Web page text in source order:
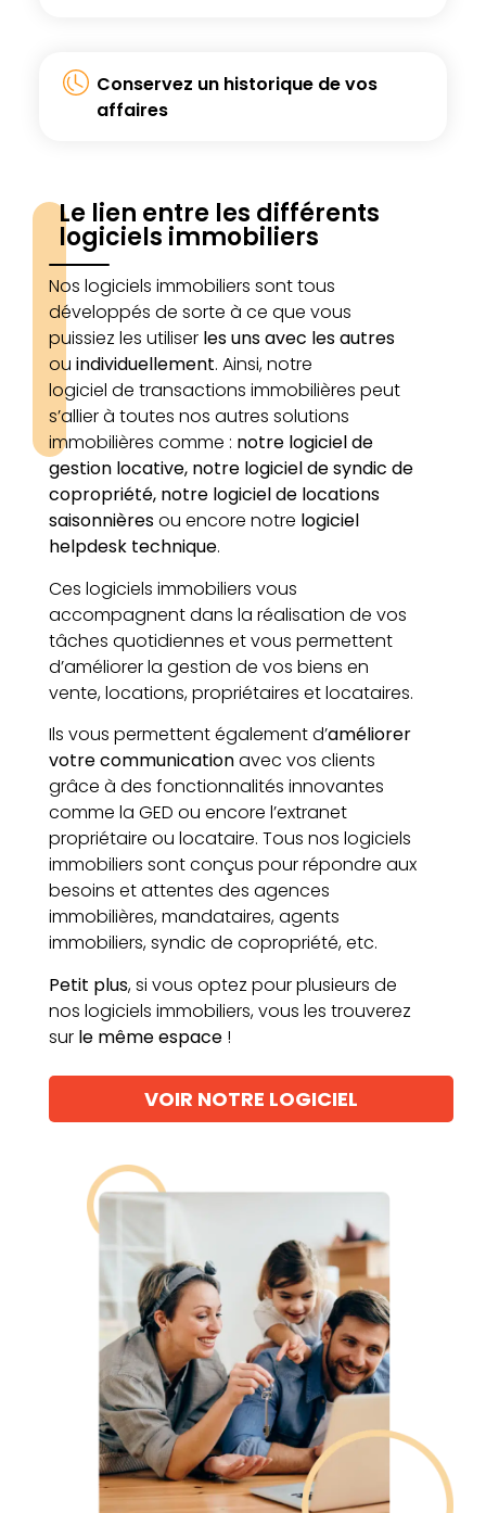
Conservez un historique de vos
affaires
Le lien entre les différents
logiciels immobiliers
Nos logiciels immobiliers sonttous
développés de sorte à ce que vous
puissiez les utiliser lesunsavec lesautres
ou individuellement. Ainsi,notre
logiciel de transactions immobilières peut
s’allierà toutes nos autres solutions
immobilières comme : notre logiciel de
gestion locative, notre logiciel de syndic de
copropriété, notre logiciel de locations
saisonnièresou encore notre logiciel
helpdesk technique.
Ces logiciels immobiliers vous
accompagnent dans la réalisation de vos
tâches quotidiennes et vous permettent
d’améliorer la gestion de vos biens en
vente, locations, propriétaires et locataires.
Ils vous permettent également d’améliorer
votre communicationavec vos clients
grâce à des fonctionnalités innovantes
comme la GED ou encore l’extranet
propriétaire ou locataire. Tous nos logiciels
immobiliers sont conçus pour répondre aux
besoins et attentes des agences
immobilières, mandataires, agents
immobiliers, syndic de copropriété, etc.
Petit plus,si vous optez pourplusieurs de
nos logiciels immobiliers,vous les trouverez
sur le mêmeespace !
VOIR NOTRE LOGICIEL